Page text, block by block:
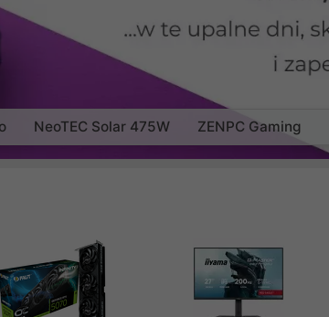
NeoTEC Solar 475W ZENPC Gaming